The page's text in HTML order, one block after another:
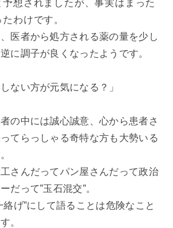
想されましたが、事実はまった
わけです。
医者から処方される薬の量を少し
に調子が良くなったようです。
ない方が元気になる？」
の中には誠心誠意、心から患者さ
てらっしゃる奇特な方も大勢いる
さんだってパン屋さんだって政治
だって”玉石混交”。
絡げ”にして語ることは危険なこと
。